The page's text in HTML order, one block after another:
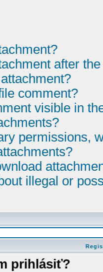
after
comment?
visible in
permissions,
illegal or
prihlásiť?